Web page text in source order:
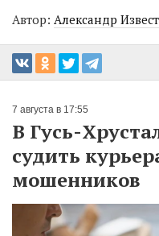
Автор: Александр
7 августа в 17:55
В Гусь-
судить
мошенников